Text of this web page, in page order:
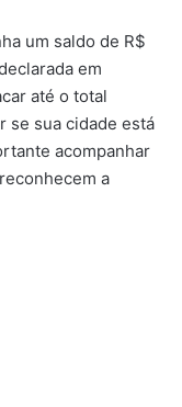
um saldo de R$
em
até o total
se sua cidade está
acompanhar
a